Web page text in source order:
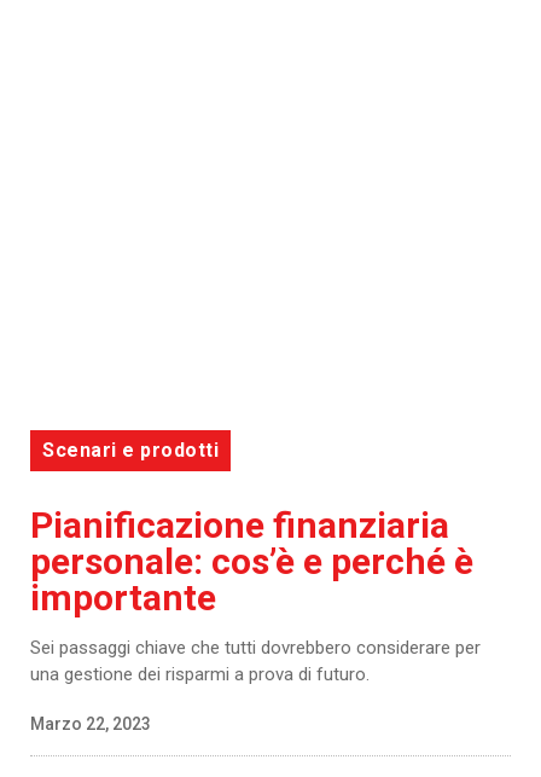
Scenari e prodotti
Pianificazione finanziaria
personale: cos’è e perché è
importante
Sei passaggi chiave che tutti dovrebbero considerare per
una gestione dei risparmi a prova di futuro.
Marzo 22, 2023